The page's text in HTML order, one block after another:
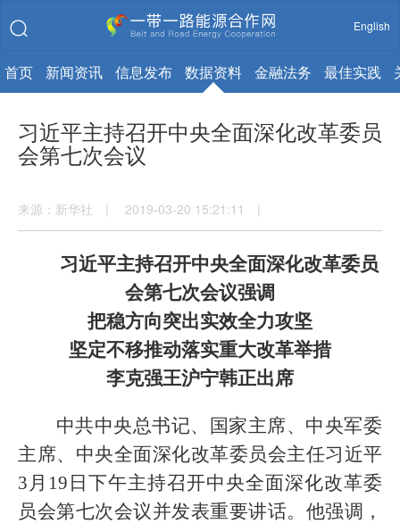
English
首页 新闻资讯 信息发布 数据资料 金融法务 最佳实践
习近平主持召开中央全面深化改革委员
会第七次会议
来源：新华社 | 2019-03-20 15:21:11 |
习近平主持召开中央全面深化改革委员
会第七次会议强调
把稳方向突出实效全力攻坚
坚定不移推动落实重大改革举措
李克强王沪宁韩正出席
中共中央总书记、国家主席、中央军委
主席、中央全面深化改革委员会主任习近平
3月19日下午主持召开中央全面深化改革委
员会第七次会议并发表重要讲话。他强调，